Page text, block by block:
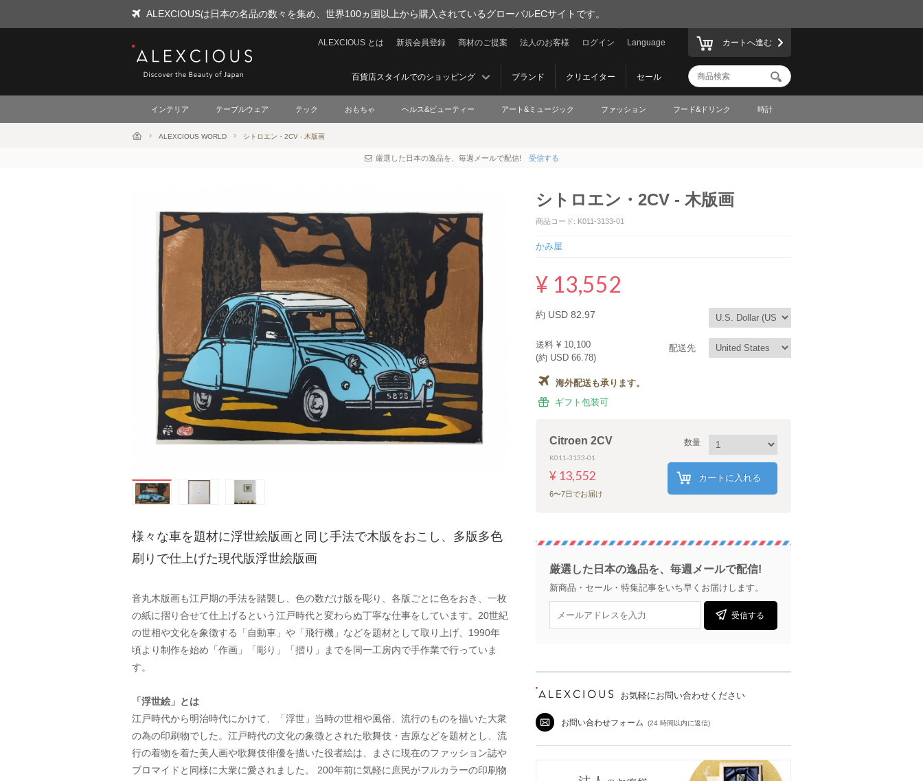
ALEXCIOUSは日本の名品の数々を集め、世界100ヵ国以上から購入されているグローバルECサイトです。
ALEXCIOUS
Language
ログイン
法人のお客様
商材のご提案
新規会員登録
ALEXCIOUS とは
セール
クリエイター
ブランド
百貨店スタイルでのショッピング
カートへ進む
インテリア テーブルウェア テック おもちゃ ヘルス&ビューティー アート&ミュージック ファッション フード&ドリンク 時計
ALEXCIOUS WORLD シトロエン・2CV - 木版画
厳選した日本の逸品を、毎週メールで配信! 受信する
様々な車を題材に浮世絵版画と同じ手法で木版をおこし、多版多色
刷りで仕上げた現代版浮世絵版画
音丸木版画も江戸期の手法を踏襲し、色の数だけ版を彫り、各版ごとに色をおき、一枚
の紙に摺り合せて仕上げるという江戸時代と変わらぬ丁寧な仕事をしています。20世紀
の世相や文化を象徴する「自動車」や「飛行機」などを題材として取り上げ、1990年
頃より制作を始め「作画」「彫り」「摺り」までを同一工房内で手作業で行っていま
す。
「浮世絵」とは
江戸時代から明治時代にかけて、「浮世」当時の世相や風俗、流行のものを描いた大衆
の為の印刷物でした。江戸時代の文化の象徴とされた歌舞伎・吉原などを題材とし、流
行の着物を着た美人画や歌舞伎俳優を描いた役者絵は、まさに現在のファッション誌や
ブロマイドと同様に大衆に愛されました。 200年前に気軽に庶民がフルカラーの印刷物
シトロエン・2CV - 木版画
商品コード: K011-3133-01
かみ屋
¥ 13,552
約 USD 82.97
配送先
送料 ¥ 10,100
(約 USD 66.78)
海外配送も承ります。
ギフト包装可
数量
カートに入れる
Citroen 2CV
K011-3133-01
¥ 13,552
6〜7日でお届け
厳選した日本の逸品を、毎週メールで配信!
新商品・セール・特集記事をいち早くお届けします。
受信する
お気軽にお問い合わせください
お問い合わせフォーム (24 時間以内に返信)